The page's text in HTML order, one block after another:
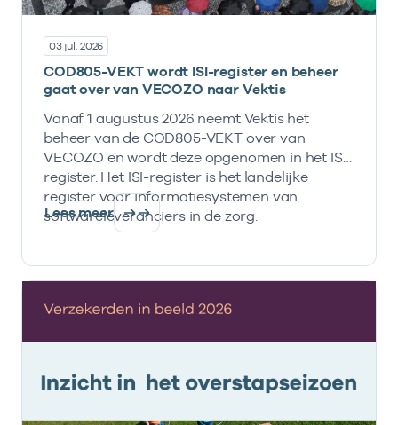
03 jul. 2026
COD805-VEKT wordt ISI-register en beheer
gaat over van VECOZO naar Vektis
Vanaf 1 augustus 2026 neemt Vektis het
beheer van de COD805-VEKT over van
VECOZO en wordt deze opgenomen in het ISI-
register. Het ISI-register is het landelijke
register voor informatiesystemen van
softwareleveranciers in de zorg.
Lees meer